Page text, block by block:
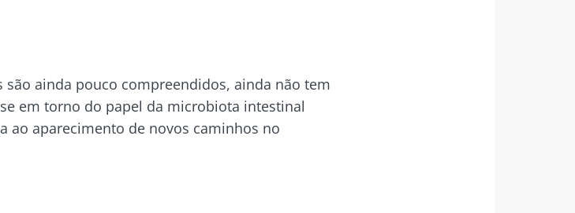
são ainda pouco compreendidos, ainda não tem
em torno do papel da microbiota intestinal
ao aparecimento de novos caminhos no